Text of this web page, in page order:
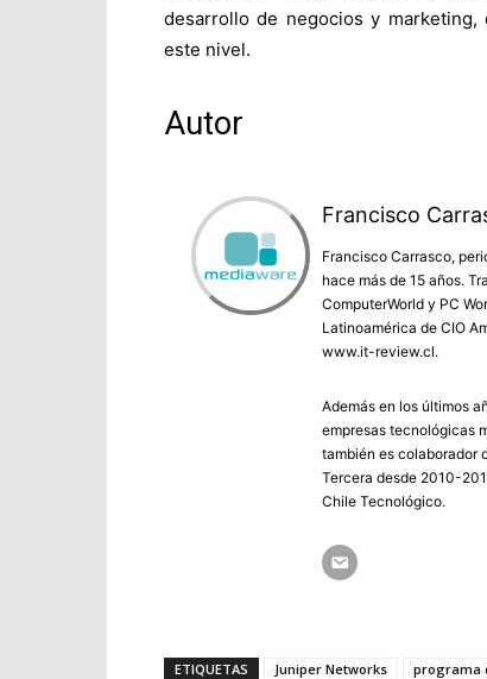
desarrollo de negocios y
este nivel.
Autor
Francisco
Francisco Carrasco,
hace más de 15 años.
ComputerWorld y PC
Latinoamérica de CIO
www.it-review.cl.
Además en los últimos
empresas tecnológicas
también es colaborador
Tercera desde 2010-
Chile Tecnológico.
ETIQUETAS Juniper Networks programa